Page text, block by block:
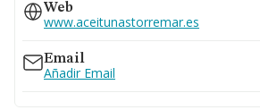
Web
www.aceitunastorremar.es
Email
Añadir Email